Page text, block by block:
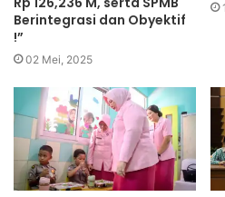
Berintegrasi dan Obyektif
!”
02 Mei, 2025